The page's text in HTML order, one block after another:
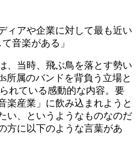
ィアや企業に対して最も近い
音楽がある」
、当時、飛ぶ鳥を落とす勢い
所属のバンドを背負う立場と
れている感動的な内容。要
楽産業」に飲み込まれようと
い、というようなものなのだ
方に以下のような言葉があ